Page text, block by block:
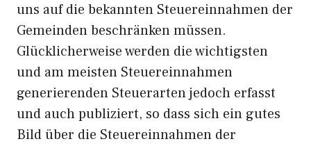
uns auf die bekannten Steuereinnahmen der
Gemeinden beschränken müssen.
Glücklicherweise werden die wichtigsten
und am meisten Steuereinnahmen
generierenden Steuerarten jedoch erfasst
und auch publiziert, so dass sich ein gutes
Bild über die Steuereinnahmen der